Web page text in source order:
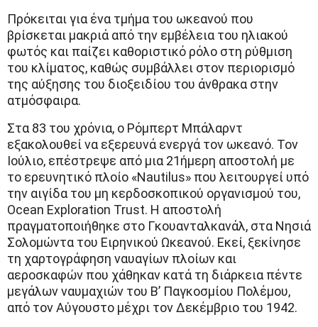
Πρόκειται για ένα τμήμα του ωκεανού που
βρίσκεται μακριά από την εμβέλεια του ηλιακού
φωτός και παίζει καθοριστικό ρόλο στη ρύθμιση
του κλίματος, καθώς συμβάλλει στον περιορισμό
της αύξησης του διοξειδίου του άνθρακα στην
ατμόσφαιρα.
Στα 83 του χρόνια, ο Ρόμπερτ Μπάλαρντ
εξακολουθεί να εξερευνά ενεργά τον ωκεανό. Τον
Ιούλιο, επέστρεψε από μια 21ήμερη αποστολή με
το ερευνητικό πλοίο «Nautilus» που λειτουργεί υπό
την αιγίδα του μη κερδοσκοπικού οργανισμού του,
Ocean Exploration Trust. Η αποστολή
πραγματοποιήθηκε στο Γκουανταλκανάλ, στα Νησιά
Σολομώντα του Ειρηνικού Ωκεανού. Εκεί, ξεκίνησε
τη χαρτογράφηση ναυαγίων πλοίων και
αεροσκαφών που χάθηκαν κατά τη διάρκεια πέντε
μεγάλων ναυμαχιών του Β’ Παγκοσμίου Πολέμου,
από τον Αύγουστο μέχρι τον Δεκέμβριο του 1942.